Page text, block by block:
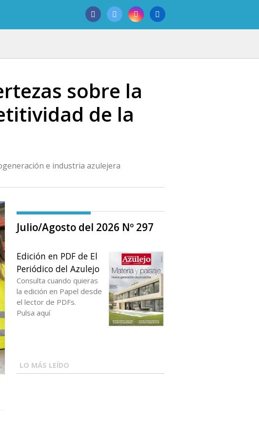
sobre la
de la
e industria azulejera
Julio/Agosto del 2026 Nº 297
Edición en PDF de El
Periódico del Azulejo
Consulta cuando quieras
la edición en Papel desde
el lector de PDFs.
Pulsa aquí
LO MÁS LEÍDO